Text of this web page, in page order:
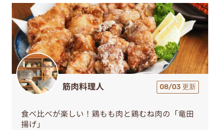
筋肉料理人 08/03 更新
食べ比べが楽しい！鶏もも肉と鶏むね肉の「竜田
揚げ」